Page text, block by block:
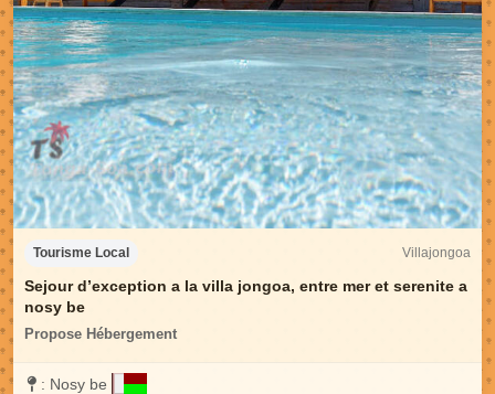
Tourisme Local Villajongoa
Sejour d’exception a la villa jongoa, entre mer et serenite a
nosy be
Propose Hébergement
: Nosy be